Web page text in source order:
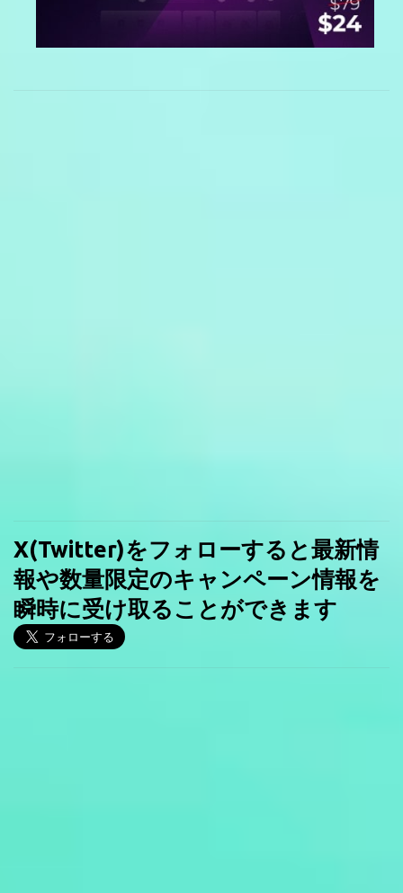
X(Twitter)をフォローすると最新情
報や数量限定のキャンペーン情報を
瞬時に受け取ることができます